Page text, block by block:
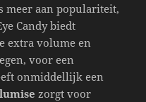
meer aan populariteit,
Candy biedt
extra volume en
voor een
onmiddellijk een
zorgt voor